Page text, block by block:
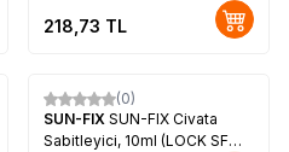
218,73 TL
(0)
SUN-FIX SUN-FIX Civata
Sabitleyici, 10ml (LOCK SF